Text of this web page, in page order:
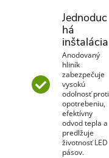
Jednoduc
há
inštalácia
Anodovaný
hliník
zabezpečuje
vysokú
odolnosť proti
opotrebeniu,
efektívny
odvod tepla a
predlžuje
životnosť LED
pásov.